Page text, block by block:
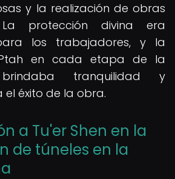
y la realización de obras
La protección divina era
los trabajadores, y la
en cada etapa de la
brindaba tranquilidad y
éxito de la obra.
a Tu'er Shen en la
de túneles en la